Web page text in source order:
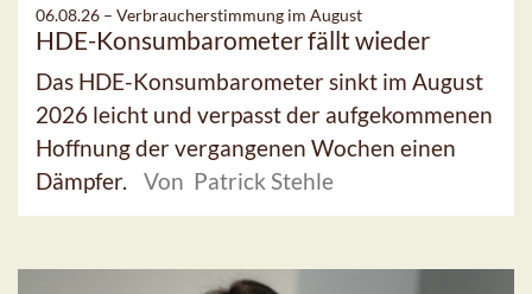
06.08.26 – Verbraucherstimmung im August
HDE-Konsumbarometer fällt wieder
Das HDE-Konsumbarometer sinkt im August
2026 leicht und verpasst der aufgekommenen
Hoffnung der vergangenen Wochen einen
Dämpfer.
Von Patrick Stehle